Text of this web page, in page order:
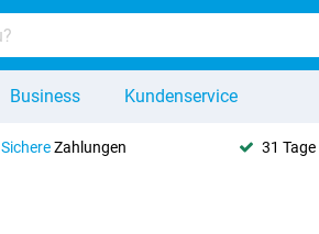
Business Kundenservice
SichereZahlungen 31 Tage